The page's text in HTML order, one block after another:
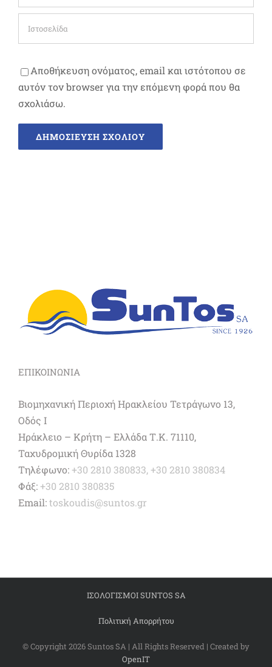
Αποθήκευση ονόματος, email και ιστότοπου σε
αυτόν τον browser για την επόμενη φορά που θα
σχολιάσω.
ΕΠΙΚΟΙΝΩΝΙΑ
Βιομηχανική Περιοχή Ηρακλείου Τετράγωνο 13,
Οδός Ι
Ηράκλειο – Κρήτη – Ελλάδα Τ.Κ. 71110,
Ταχυδρομική Θυρίδα 1328
Τηλέφωνο:+30 2810 380833, +30 2810 380834
Φάξ:+30 2810 380835
Email:toskoudis@suntos.gr
ΙΣΟΛΟΓΙΣΜΟΙ SUNTOS SA
Πολιτική Απορρήτου
© Copyright 2026 Suntos SA | All Rights Reserved | Created by
OpenIT